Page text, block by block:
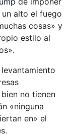
alto el fuego
cosas» y
estilo al
no tienen
«ninguna
en» el